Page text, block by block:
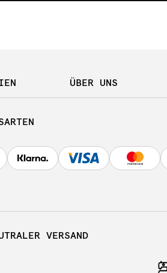
ÜBER UNS
VERSAND